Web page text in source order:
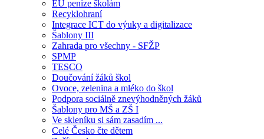
EU peníze školám
Recyklohraní
Integrace ICT do výuky a digitalizace
Šablony III
Zahrada pro všechny - SFŽP
SPMP
TESCO
Doučování žáků škol
Ovoce, zelenina a mléko do škol
Podpora sociálně znevýhodněných žáků
Šablony pro MŠ a ZŠ I
Ve skleníku si sám zasadím ...
Celé Česko čte dětem